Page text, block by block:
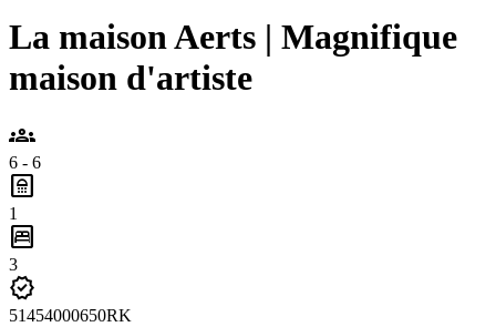
La maison Aerts | Magnifique
maison d'artiste
groups
6 - 6
bathroom
1
bedroom_parent
3
verified
51454000650RK